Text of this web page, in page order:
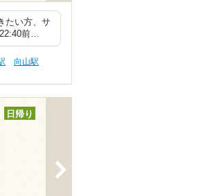
たい方、サ
前…
向山駅
日帰り